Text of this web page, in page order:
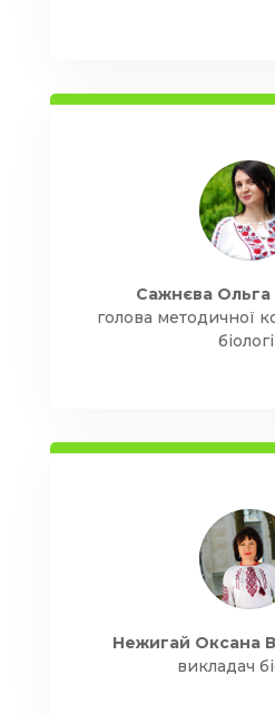
Сажнєва Ольга
голова методичної
Нежигай Оксана
викладач